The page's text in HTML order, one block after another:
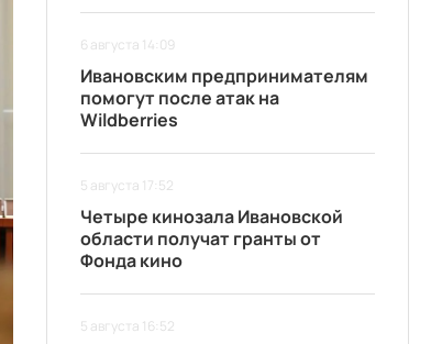
6 августа 14:09
Ивановским предпринимателям
помогут после атак на
Wildberries
5 августа 17:52
Четыре кинозала Ивановской
области получат гранты от
Фонда кино
5 августа 16:52